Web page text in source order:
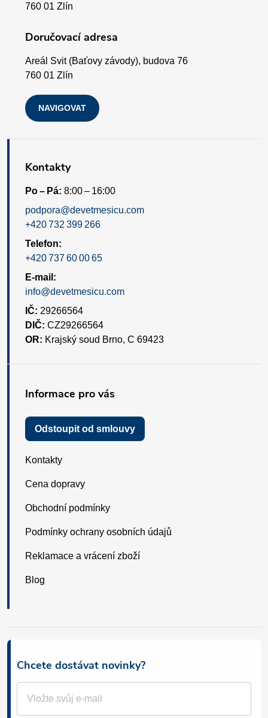
760 01 Zlín
Doručovací adresa
Areál Svit (Baťovy závody), budova 76
760 01 Zlín
NAVIGOVAT
Kontakty
Po – Pá: 8:00 – 16:00
podpora@devetmesicu.com
+420 732 399 266
Telefon:
+420 737 60 00 65
E-mail:
info@devetmesicu.com
IČ: 29266564
DIČ: CZ29266564
OR: Krajský soud Brno, C 69423
Informace pro vás
Odstoupit od smlouvy
Kontakty
Cena dopravy
Obchodní podmínky
Podmínky ochrany osobních údajů
Reklamace a vrácení zboží
Blog
Chcete dostávat novinky?